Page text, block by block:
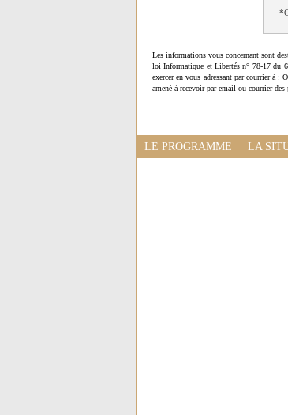
Les informations vous concernant sont
loi Informatique et Libertés n° 78-17 du
exercer en vous adressant par courrier à
amené à recevoir par email ou courrier
LE PROGRAMME LA